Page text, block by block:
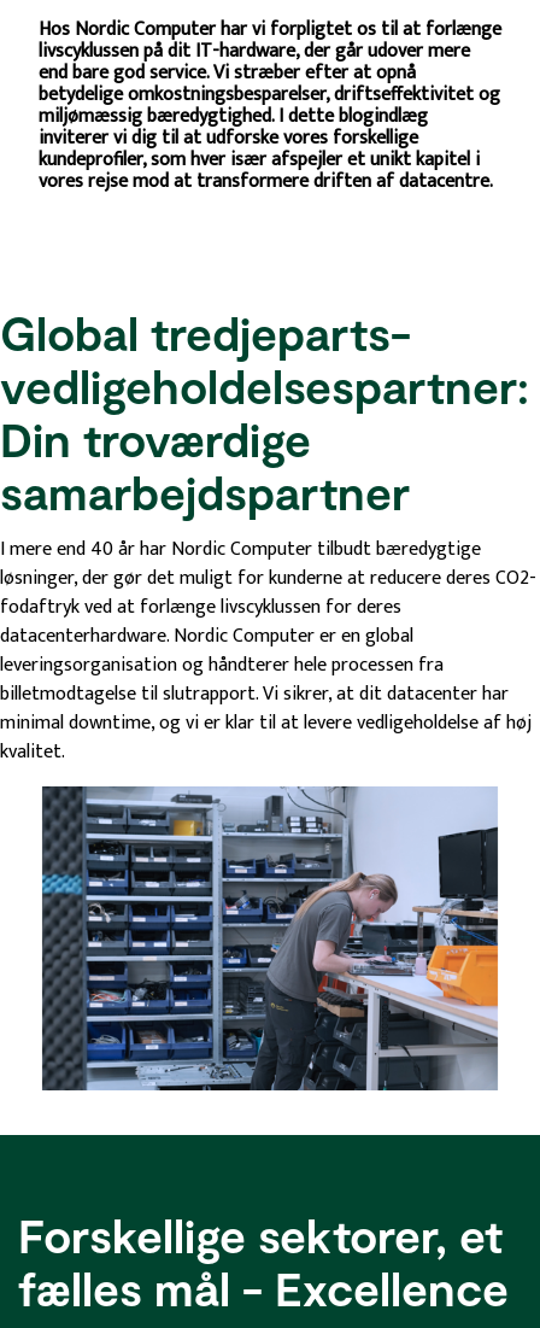
Hos Nordic Computer har vi forpligtet os til at forlænge
livscyklussen på dit IT-hardware, der går udover mere
end bare god service. Vi stræber efter at opnå
betydelige omkostningsbesparelser, driftseffektivitet og
miljømæssig bæredygtighed. I dette blogindlæg
inviterer vi dig til at udforske vores forskellige
kundeprofiler, som hver især afspejler et unikt kapitel i
vores rejse mod at transformere driften af datacentre.
Global tredjeparts-
vedligeholdelsespartner:
Din troværdige
samarbejdspartner
I mere end 40 år har Nordic Computer tilbudt bæredygtige
løsninger, der gør det muligt for kunderne at reducere deres CO2-
fodaftryk ved at forlænge livscyklussen for deres
datacenterhardware. Nordic Computer er en global
leveringsorganisation og håndterer hele processen fra
billetmodtagelse til slutrapport. Vi sikrer, at dit datacenter har
minimal downtime, og vi er klar til at levere vedligeholdelse af høj
kvalitet.
Forskellige sektorer, et
fælles mål - Excellence